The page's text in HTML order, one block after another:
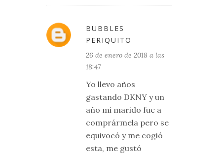
BUBBLES
PERIQUITO
26 de enero de 2018 a las
18:47
Yo llevo años
gastando DKNY y un
año mi marido fue a
comprármela pero se
equivocó y me cogió
esta, me gustó